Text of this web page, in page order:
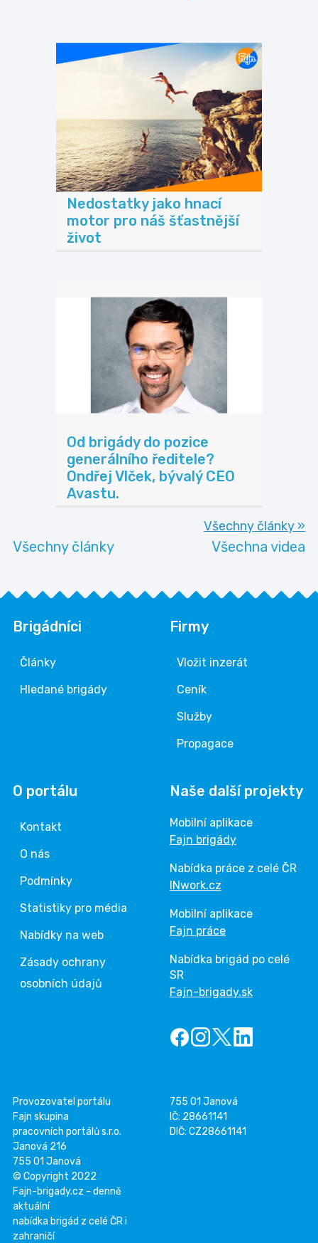
Nedostatky jako hnací
motor pro náš šťastnější
život
Od brigády do pozice
generálního ředitele?
Ondřej Vlček, bývalý CEO
Avastu.
Všechny články »
Všechny články Všechna videa
Brigádníci
Články
Hledané brigády
Firmy
Vložit inzerát
Ceník
Služby
Propagace
O portálu
Kontakt
O nás
Podmínky
Statistiky pro média
Nabídky na web
Zásady ochrany
osobních údajů
Naše další projekty
Mobilní aplikace
Fajn brigády
Nabídka práce z celé ČR
INwork.cz
Mobilní aplikace
Fajn práce
Nabídka brigád po celé
SR
Fajn-brigady.sk
Provozovatel portálu
Fajn skupina
pracovních portálů s.r.o.
Janová 216
755 01 Janová
755 01 Janová
IČ: 28661141
DIČ: CZ28661141
© Copyright 2022
Fajn-brigady.cz - denně
aktuální
nabídka brigád z celé ČR i
zahraničí